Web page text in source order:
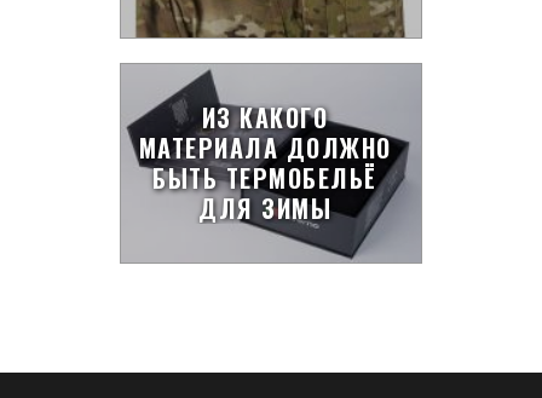
ИЗ КАКОГО
МАТЕРИАЛА ДОЛЖНО
БЫТЬ ТЕРМОБЕЛЬЁ
ДЛЯ ЗИМЫ